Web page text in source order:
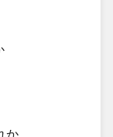
か